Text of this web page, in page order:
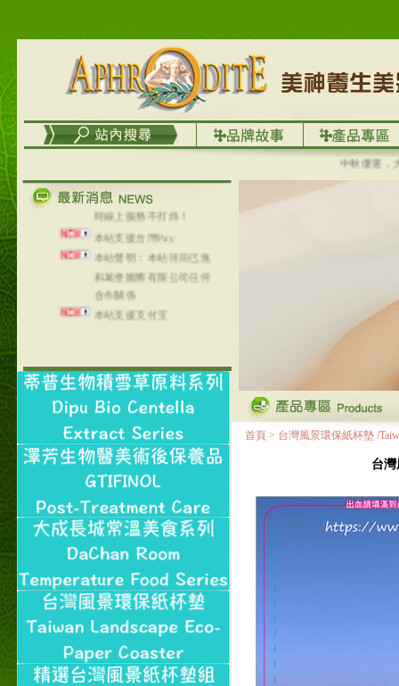
中秋優選，大成
在外租屋者、居住處無管
理員、不方便在工作地點
取件者，歡迎多多使用
【郵局i郵箱】的服務喔～
【i郵箱】設立的地點，請
進入內頁連結～
時線上服務不打烊！
本站支援台灣Pay
本站聲明：本站目前已無
和葛堡國際有限公司任何
合作關係
本站支援支付宝
2017年1月1日起，中国大
首頁 > 台灣風景環保紙杯墊 /
台灣